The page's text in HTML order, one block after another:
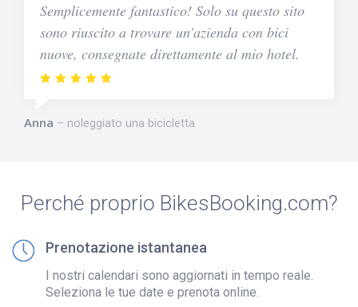
Semplicemente fantastico! Solo su questo sito
sono riuscito a trovare un'azienda con bici
nuove, consegnate direttamente al mio hotel.
Anna noleggiato una bicicletta
Perché proprio BikesBooking.com?
Prenotazione istantanea
I nostri calendari sono aggiornati in tempo reale.
Seleziona le tue date e prenota online.